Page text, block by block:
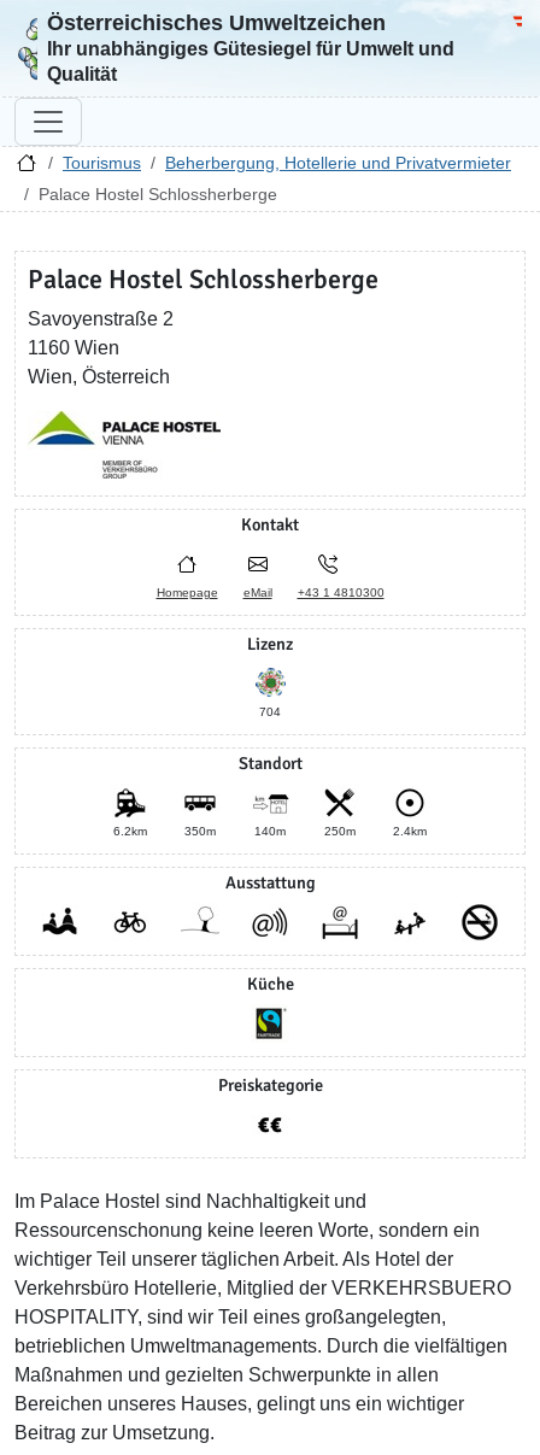
Zur Startseite
Österreichisches Umweltzeichen
Ihr unabhängiges Gütesiegel für Umwelt und
Qualität
Tourismus
Beherbergung, Hotellerie und Privatvermieter
Palace Hostel Schlossherberge
Palace Hostel Schlossherberge
Savoyenstraße 2
1160 Wien
Wien, Österreich
Kontakt
Homepage eMail +43 1 4810300
Lizenz
704
Standort
6.2km 350m 140m 250m 2.4km
Ausstattung
Küche
Preiskategorie
Im Palace Hostel sind Nachhaltigkeit und
Ressourcenschonung keine leeren Worte, sondern ein
wichtiger Teil unserer täglichen Arbeit. Als Hotel der
Verkehrsbüro Hotellerie, Mitglied der VERKEHRSBUERO
HOSPITALITY, sind wir Teil eines großangelegten,
betrieblichen Umweltmanagements. Durch die vielfältigen
Maßnahmen und gezielten Schwerpunkte in allen
Bereichen unseres Hauses, gelingt uns ein wichtiger
Beitrag zur Umsetzung.